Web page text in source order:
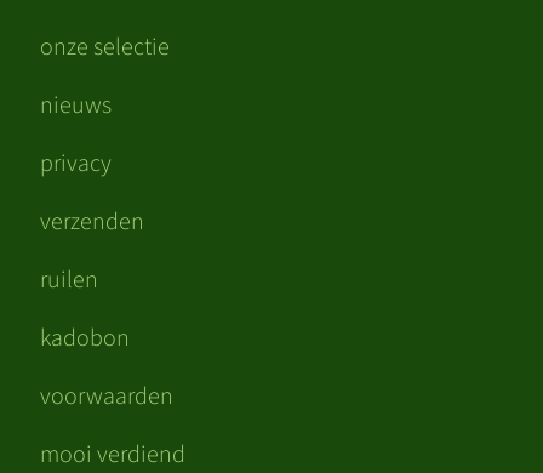
onze selectie
nieuws
privacy
verzenden
ruilen
kadobon
voorwaarden
mooi verdiend